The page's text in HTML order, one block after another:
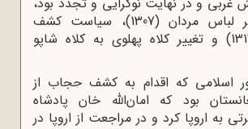
عبارتند از تغییر لباس مردان (1307)، سیاست کشف
حجاب زنان (1314) و تغییر کلاه پهلوی به کلاه شاپو
اسلامی که اقدام به کشف حجاب از
بود که امان‌الله خان پادشاه
به اروپا کرد و در مراجعت از اروپا در